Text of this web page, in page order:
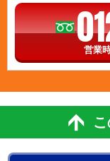
営業